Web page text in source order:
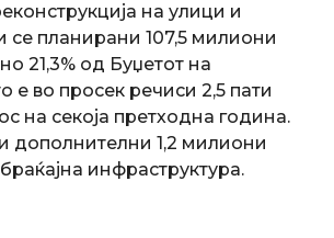
на улици и
се планирани 107,5 милиони
21,3% од Буџетот на
е во просек речиси 2,5 пати
на секоја претходна година.
дополнителни 1,2 милиони
инфраструктура.